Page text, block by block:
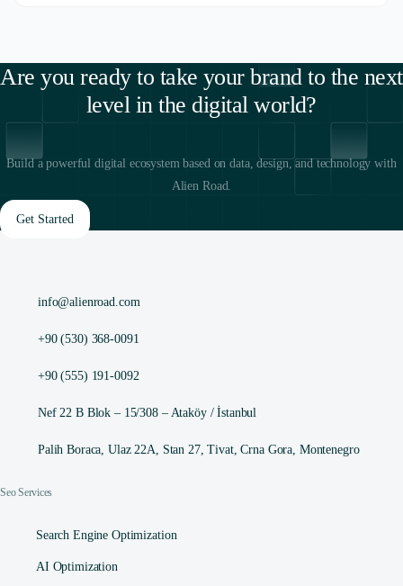
Are you ready to take your brand to the next
level in the digital world?
Build a powerful digital ecosystem based on data, design, and technology with
Alien Road.
Get Started
info@alienroad.com
+90 (530) 368-0091
+90 (555) 191-0092
Nef 22 B Blok – 15/308 – Ataköy / İstanbul
Palih Boraca, Ulaz 22A, Stan 27, Tivat, Crna Gora, Montenegro
Seo Services
Search Engine Optimization
AI Optimization